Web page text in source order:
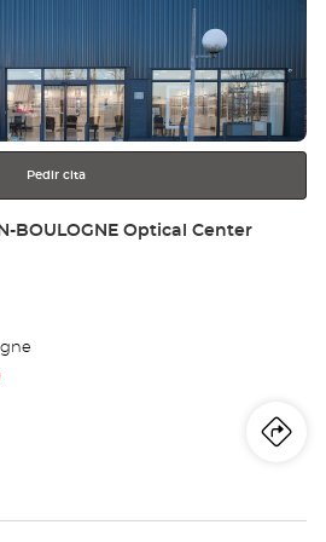
-
Pedir cita
BOULOGNE Optical Center
a